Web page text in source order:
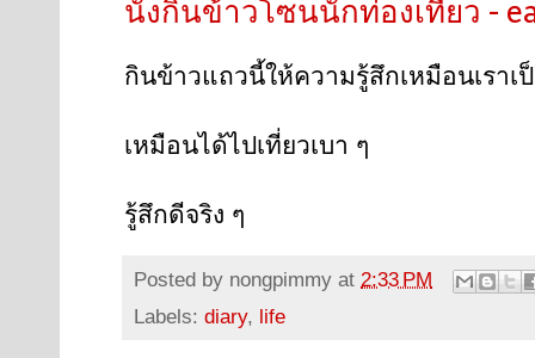
นั่งกินข้าวโซนนักท่องเที่ยว -
กินข้าวแถวนี้ให้ความรู้สึกเหมือนเราเ
เหมือนได้ไปเที่ยวเบา ๆ
รู้สึกดีจริง ๆ
Posted by nongpimmy at 2:33 PM
Labels: diary, life